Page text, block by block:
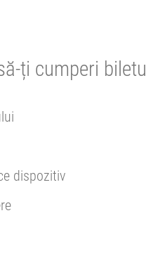
ți cumperi
dispozitiv